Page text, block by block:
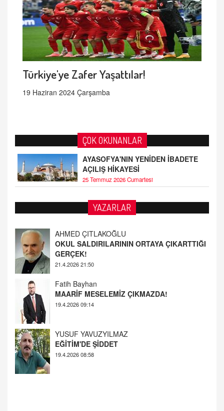
Türkiye'ye Zafer Yaşattılar!
19 Haziran 2024 Çarşamba
ÇOK OKUNANLAR
AYASOFYA'NIN YENİDEN İBADETE
AÇILIŞ HİKAYESİ
25 Temmuz 2026 Cumartesi
YAZARLAR
AHMED ÇITLAKOĞLU
OKUL SALDIRILARININ ORTAYA ÇIKARTTIĞI
21.4.2026 21:50
Fatih Bayhan
MAARİF MESELEMİZ ÇIKMAZDA!
YUSUF YAVUZYILMAZ